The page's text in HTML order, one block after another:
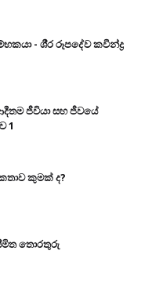
- ශී‍්‍ර රූපදේව කවීන්ද්‍ර
ජීවියා සහ ජීවයේ
1
කුමක් ද?
තොරතුරු